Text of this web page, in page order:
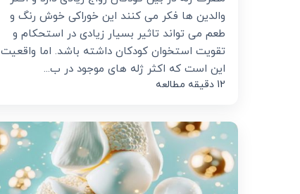
والدین ها فکر می کنند این خوراکی خوش رنگ و
طعم می تواند تاثیر بسیار زیادی در استحکام و
تقویت استخوان کودکان داشته باشد. اما واقعیت
این است که اکثر ژله های موجود در ب...
12 دقیقه مطالعه